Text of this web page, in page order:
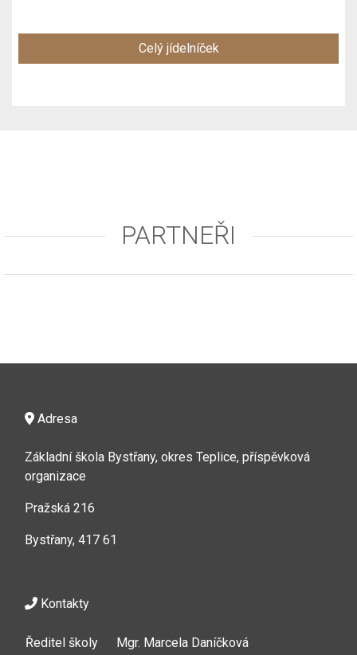
Celý jídelníček
PARTNEŘI
Adresa
Základní škola Bystřany, okres Teplice, příspěvková
organizace
Pražská 216
Bystřany, 417 61
Kontakty
Ředitel školy
Mgr. Marcela Daníčková